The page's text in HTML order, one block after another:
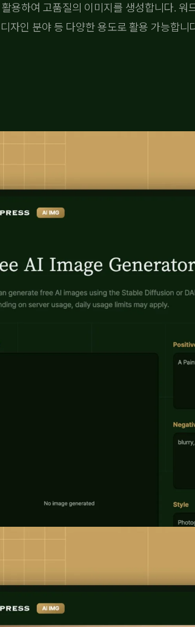
용하여 고품질의 이미지를 생성합니다.
자인 분야 등 다양한 용도로 활용 가능합니